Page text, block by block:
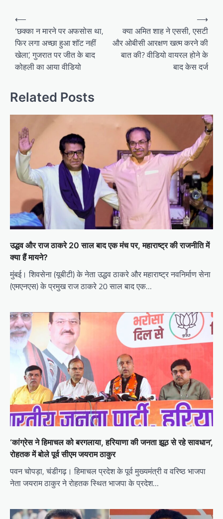
Post
navigation
⟵
‘छक्का न मारने पर अफसोस था,
फिर लगा अच्छा हुआ शॉट नहीं
खेला’, गुजरात पर जीत के बाद
कोहली का आया वीडियो
क्या अमित शाह ने एससी, एसटी
और ओबीसी आरक्षण खत्म करने की
बात की? वीडियो वायरल होने के
बाद केस दर्ज
⟶
Related Posts
उद्धव और राज ठाकरे 20 साल बाद एक मंच पर, महाराष्ट्र की राजनीति में
क्या हैं मायने?
मुंबई। शिवसेना (यूबीटी) के नेता उद्धव ठाकरे और महाराष्ट्र नवनिर्माण सेना
(एमएनएस) के प्रमुख राज ठाकरे 20 साल बाद एक…
‘कांग्रेस ने हिमाचल को बरगलाया, हरियाणा की जनता झूठ से रहे सावधान’,
रोहतक में बोले पूर्व सीएम जयराम ठाकुर
पवन चोपड़ा, चंडीगढ़। हिमाचल प्रदेश के पूर्व मुख्यमंत्री व वरिष्ठ भाजपा
नेता जयराम ठाकुर ने रोहतक स्थित भाजपा के प्रदेश…